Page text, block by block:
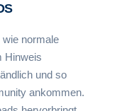
normale
Hinweis
und so
ankommen.